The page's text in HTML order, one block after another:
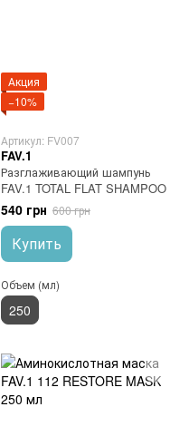
Акция
−10%
Артикул: FV007
FAV.1
Разглаживающий шампунь
FAV.1 TOTAL FLAT SHAMPOO
540 грн 600 грн
Купить
Объем (мл)
250